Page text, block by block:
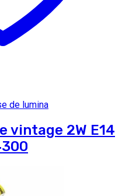
de lumina
vintage 2W E14